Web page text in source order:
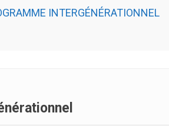
INTERGÉNÉRATIONNEL